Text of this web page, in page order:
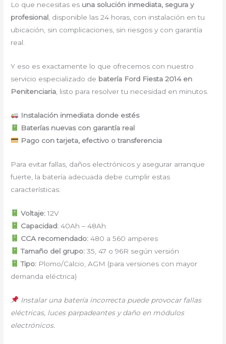
Lo que necesitas es una solución inmediata, segura y
profesional, disponible las 24 horas, con instalación en tu
ubicación, sin complicaciones, sin riesgos y con garantía
real.
Y eso es exactamente lo que ofrecemos con nuestro
servicio especializado de batería Ford Fiesta 2014 en
Penitenciaria , listo para resolver tu necesidad en minutos.
Instalación inmediata donde estés
Baterías nuevas con garantía real
Pago con tarjeta, efectivo o transferencia
Para evitar fallas, daños electrónicos y asegurar arranque
fuerte, la batería adecuada debe cumplir estas
características:
Voltaje:12V
Capacidad:40Ah – 48Ah
CCA recomendado:480 a 560 amperes
Tamaño del grupo:35, 47 o 96R según versión
Tipo:Plomo/Calcio, AGM (para versiones con mayor
demanda eléctrica)
Instalar una batería incorrecta puede provocar fallas
eléctricas, luces parpadeantes y daño en módulos
electrónicos.